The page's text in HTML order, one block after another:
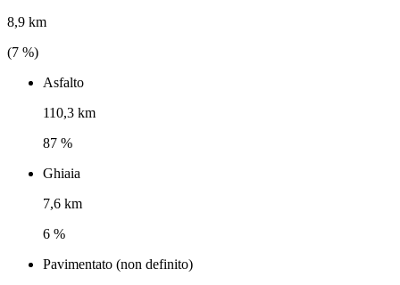
8,9 km
(7 %)
Asfalto
110,3 km
87 %
Ghiaia
7,6 km
6 %
Pavimentato (non definito)